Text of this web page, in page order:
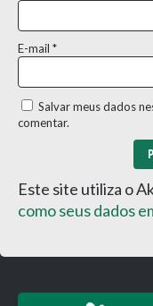
E-mail *
Salvar meus dados
comentar.
Este site utiliza o
como seus dados